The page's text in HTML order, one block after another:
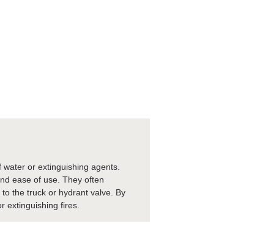
or extinguishing agents.
ease of use. They often
the truck or hydrant valve. By
extinguishing fires.